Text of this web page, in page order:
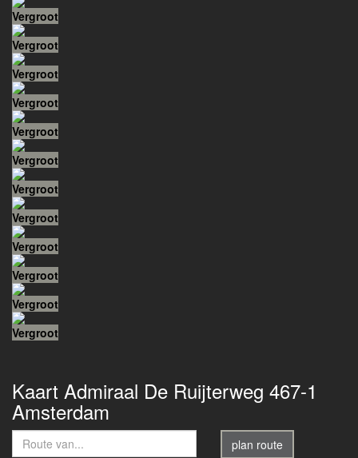
Vergroot
Vergroot
Vergroot
Vergroot
Vergroot
Vergroot
Vergroot
Vergroot
Vergroot
Vergroot
Vergroot
Vergroot
Kaart Admiraal De Ruijterweg 467-1
Amsterdam
plan route